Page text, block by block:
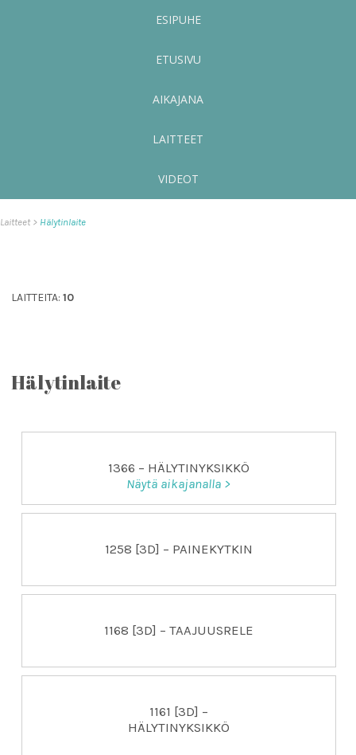
ESIPUHE
ETUSIVU
AIKAJANA
LAITTEET
VIDEOT
Laitteet Hälytinlaite
LAITTEITA:10
Hälytinlaite
1366 – HÄLYTINYKSIKKÖ
Näytä aikajanalla >
1258 [3D] – PAINEKYTKIN
1168 [3D] – TAAJUUSRELE
1161 [3D] –
HÄLYTINYKSIKKÖ